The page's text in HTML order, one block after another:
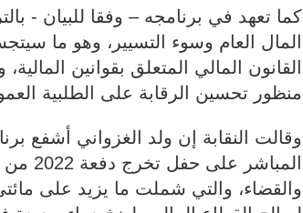
كما تعهد في برنامجه – وفقا للبيان -
المال العام وسوء التسيير، وهو ما
القانون المالي المتعلق بقوانين
منظور تحسين الرقابة على الطلبية
وقالت النقابة إن ولد الغزواني أشفع